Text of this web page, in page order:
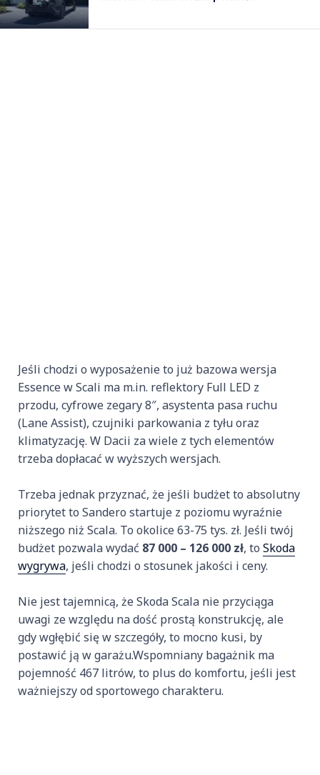
Jeśli chodzi o wyposażenie to już bazowa wersja
Essence w Scali ma m.in. reflektory Full LED z
przodu, cyfrowe zegary 8″, asystenta pasa ruchu
(Lane Assist), czujniki parkowania z tyłu oraz
klimatyzację. W Dacii za wiele z tych elementów
trzeba dopłacać w wyższych wersjach.
Trzeba jednak przyznać, że jeśli budżet to absolutny
priorytet to Sandero startuje z poziomu wyraźnie
niższego niż Scala. To okolice 63-75 tys. zł. Jeśli twój
budżet pozwala wydać 87 000 – 126 000 zł, to Skoda
wygrywa, jeśli chodzi o stosunek jakości i ceny.
Nie jest tajemnicą, że Skoda Scala nie przyciąga
uwagi ze względu na dość prostą konstrukcję, ale
gdy wgłębić się w szczegóły, to mocno kusi, by
postawić ją w garażu.Wspomniany bagażnik ma
pojemność 467 litrów, to plus do komfortu, jeśli jest
ważniejszy od sportowego charakteru.